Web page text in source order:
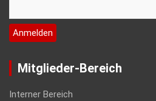
Mitglieder-Bereich
Interner Bereich